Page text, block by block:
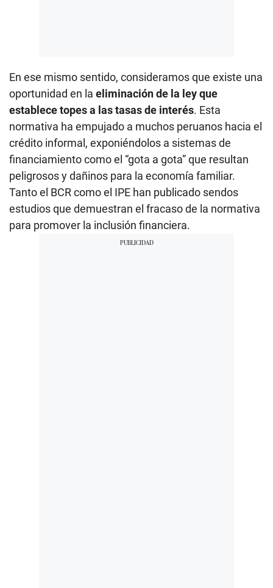
En ese mismo sentido, consideramos que existe una
oportunidad en la eliminación de la ley que
establece topes a las tasas de interés. Esta
normativa ha empujado a muchos peruanos hacia el
crédito informal, exponiéndolos a sistemas de
financiamiento como el “gota a gota” que resultan
peligrosos y dañinos para la economía familiar.
Tanto el BCR como el IPE han publicado sendos
estudios que demuestran el fracaso de la normativa
para promover la inclusión financiera.